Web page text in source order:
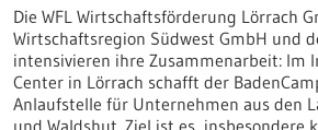
Die WFL Wirtschaftsförderung Lörrach
Wirtschaftsregion Südwest GmbH und
intensivieren ihre Zusammenarbeit: Im
Center in Lörrach schafft der
Anlaufstelle für Unternehmen aus den
und Waldshut. Ziel ist es, insbesondere